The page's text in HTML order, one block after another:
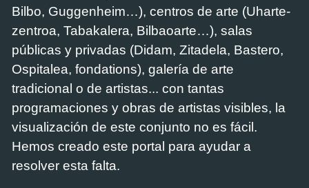
Bilbo, Guggenheim…), centros de arte (Uharte-
zentroa, Tabakalera, Bilbaoarte…), salas
públicas y privadas (Didam, Zitadela, Bastero,
Ospitalea, fondations), galería de arte
tradicional o de artistas... con tantas
programaciones y obras de artistas visibles, la
visualización de este conjunto no es fácil.
Hemos creado este portal para ayudar a
resolver esta falta.